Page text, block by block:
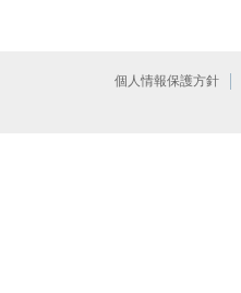
個人情報保護方針